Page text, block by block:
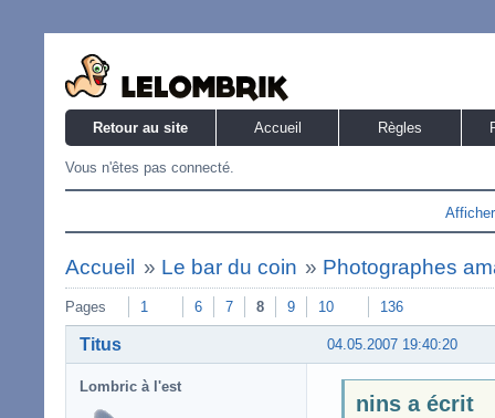
Retour au site Accueil Règles
Vous n'êtes pas connecté.
Accueil » Le bar du coin » Photographes
Pages 1 6 7 8 9 10 136
04.05.2007 19:40:20
Titus
Lombric à l'est
nins a écrit